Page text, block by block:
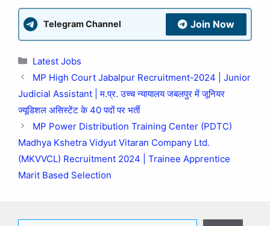
Telegram Channel Join Now
Latest Jobs
MP High Court Jabalpur Recruitment-2024 | Junior
Judicial Assistant | म.प्र. उच्च न्यायालय जबलपुर में जूनियर
ज्यूडिशल असिस्टेंट के 40 पदों पर भर्ती
MP Power Distribution Training Center (PDTC)
Madhya Kshetra Vidyut Vitaran Company Ltd.
(MKVVCL) Recruitment 2024 | Trainee Apprentice
Marit Based Selection